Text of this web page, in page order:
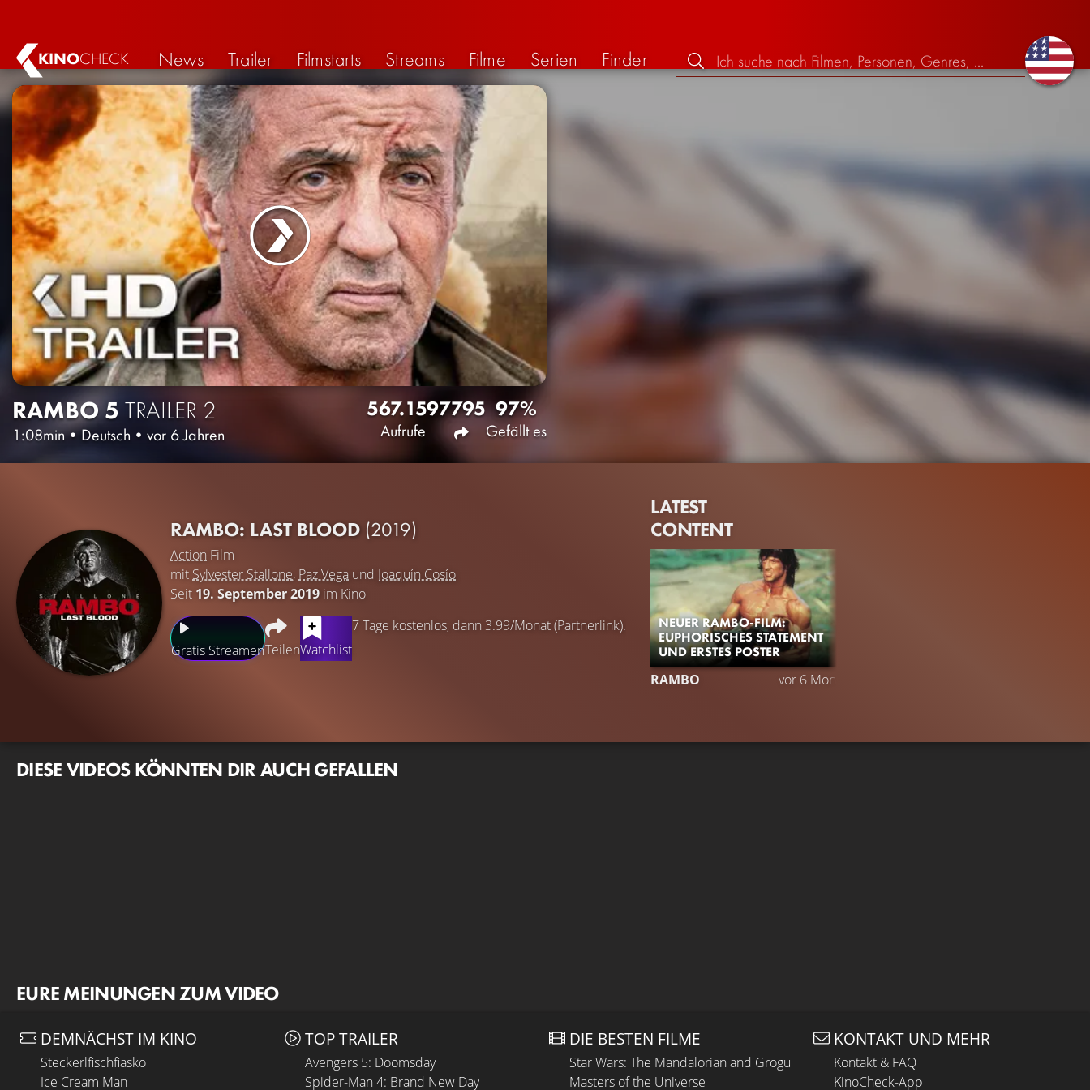
KINOCHECK News Trailer Filmstarts Streams Filme Serien Finder
RAMBO 5 TRAILER 2
1:08min•Deutsch • vor 6 Jahren
567.159
Aufrufe
7795 97%
Gefällt es
RAMBO: LAST BLOOD (2019)
Action Film
mit Sylvester Stallone, Paz Vega und Joaquín Cosío
Seit 19. September 2019 im Kino
Gratis StreamenTeilenWatchlist
7 Tage kostenlos, dann 3.99/Monat (Partnerlink).
LATEST
CONTENT
NEUER RAMBO-FILM:
EUPHORISCHES STATEMENT
UND ERSTES POSTER
RAMBO vor 6 Monaten
DIESE VIDEOS KÖNNTEN DIR AUCH GEFALLEN
EURE MEINUNGEN ZUM VIDEO
DEMNÄCHST IM KINO
Steckerlfischfiasko
Ice Cream Man
TOP TRAILER
Avengers 5: Doomsday
Spider-Man 4: Brand New Day
DIE BESTEN FILME
Star Wars: The Mandalorian and Grogu
Masters of the Universe
KONTAKT UND MEHR
Kontakt & FAQ
KinoCheck-App